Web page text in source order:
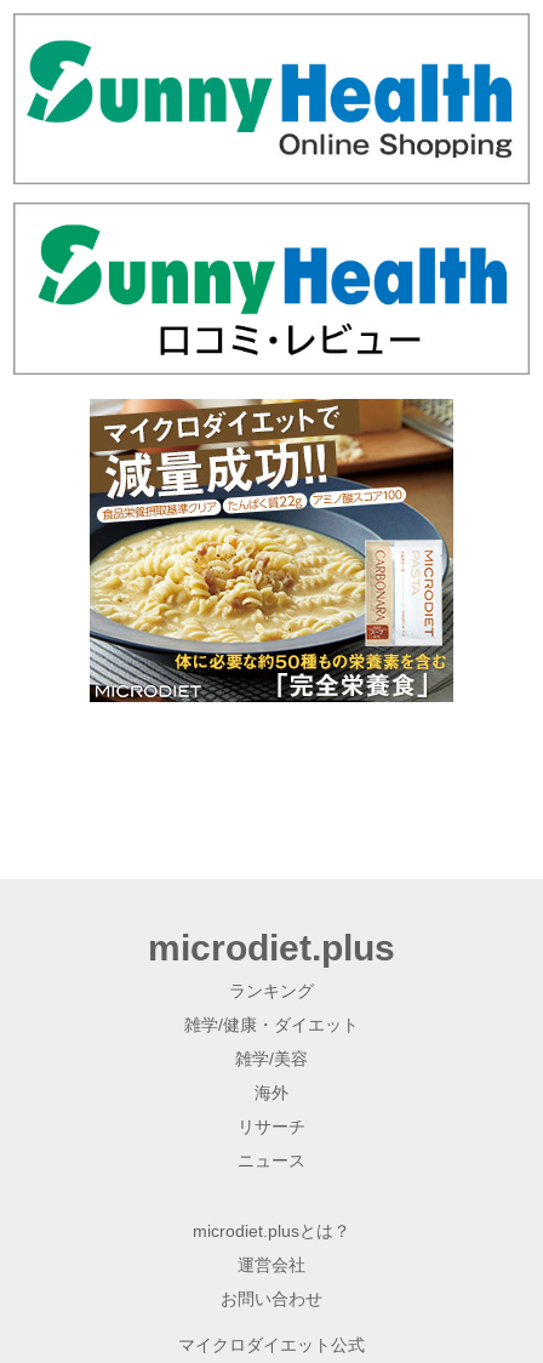
microdiet.plus
ランキング
雑学/健康・ダイエット
雑学/美容
海外
リサーチ
ニュース
microdiet.plusとは？
運営会社
お問い合わせ
マイクロダイエット公式